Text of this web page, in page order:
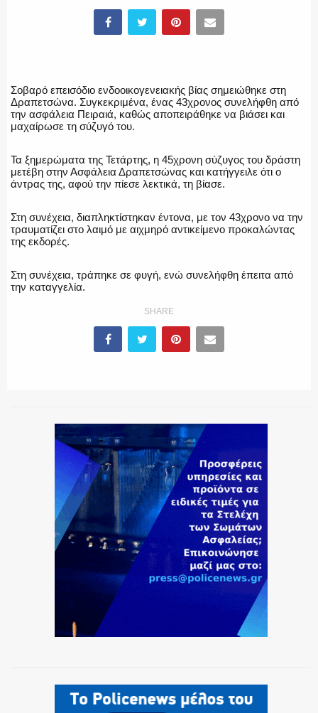
ΠΥΡΟΣΒΕΣΤΙΚΗ
ΛΙΜΕΝΙΚΟ
Η ΦΩΝΗ ΣΟΥ
ΟΠΛΑ/ΕΞΟΠΛΙΣΜΟΣ
Σοβαρό επεισόδιο ενδοοικογενειακής βίας σημειώθηκε στη
Δραπετσώνα. Συγκεκριμένα, ένας 43χρονος συνελήφθη από
την ασφάλεια Πειραιά, καθώς αποπειράθηκε να βιάσει και
μαχαίρωσε τη σύζυγό του.
Τα ξημερώματα της Τετάρτης, η 45χρονη σύζυγος του δράστη
μετέβη στην Ασφάλεια Δραπετσώνας και κατήγγειλε ότι ο
άντρας της, αφού την πίεσε λεκτικά, τη βίασε.
Στη συνέχεια, διαπληκτίστηκαν έντονα, με τον 43χρονο να την
τραυματίζει στο λαιμό με αιχμηρό αντικείμενο προκαλώντας
της εκδορές.
Στη συνέχεια, τράπηκε σε φυγή, ενώ συνελήφθη έπειτα από
την καταγγελία.
SHARE